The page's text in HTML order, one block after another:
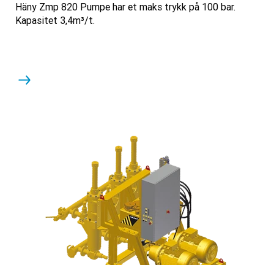
Häny Zmp 820 Pumpe har et maks trykk på 100 bar.
Kapasitet 3,4m³/t.